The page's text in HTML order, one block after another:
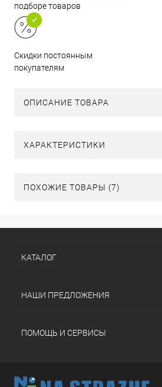
подборе товаров
Скидки постоянным
покупателям
ОПИСАНИЕ ТОВАРА
ХАРАКТЕРИСТИКИ
ПОХОЖИЕ ТОВАРЫ (7)
КАТАЛОГ
НАШИ ПРЕДЛОЖЕНИЯ
ПОМОЩЬ И СЕРВИСЫ